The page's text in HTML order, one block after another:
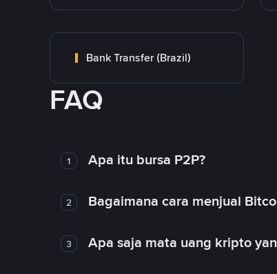
Bank Transfer (Brazil)
FAQ
1 Apa itu bursa P2P?
2 Bagaimana cara menjual
3 Apa saja mata uang kripto